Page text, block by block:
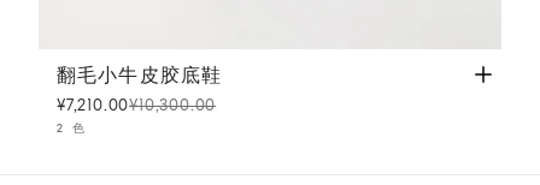
翻毛小牛皮胶底鞋 天蓝
翻毛小牛皮胶底鞋
¥7,210.00¥10,300.00
2 色